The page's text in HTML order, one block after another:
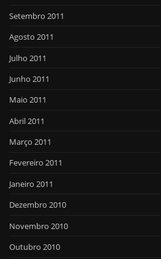
Setembro 2011
Agosto 2011
Julho 2011
Junho 2011
Maio 2011
Abril 2011
Março 2011
Fevereiro 2011
Janeiro 2011
Dezembro 2010
Novembro 2010
Outubro 2010